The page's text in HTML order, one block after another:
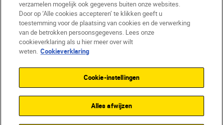
Nikon Store - Algemene voorwaarden
Cookieverklaring
Toegankelijkheid
Cookie-instellingen
© 2026 Nikon
verzamelen mogelijk ook gegevens buiten onze websites.
Door op ‘Alle cookies accepteren’ te klikken geeft u
toestemming voor de plaatsing van cookies en de verwerking
van de betrokken persoonsgegevens. Lees onze
cookieverklaring als u hier meer over wilt
weten. Cookieverklaring
Cookie-instellingen
Alles afwijzen